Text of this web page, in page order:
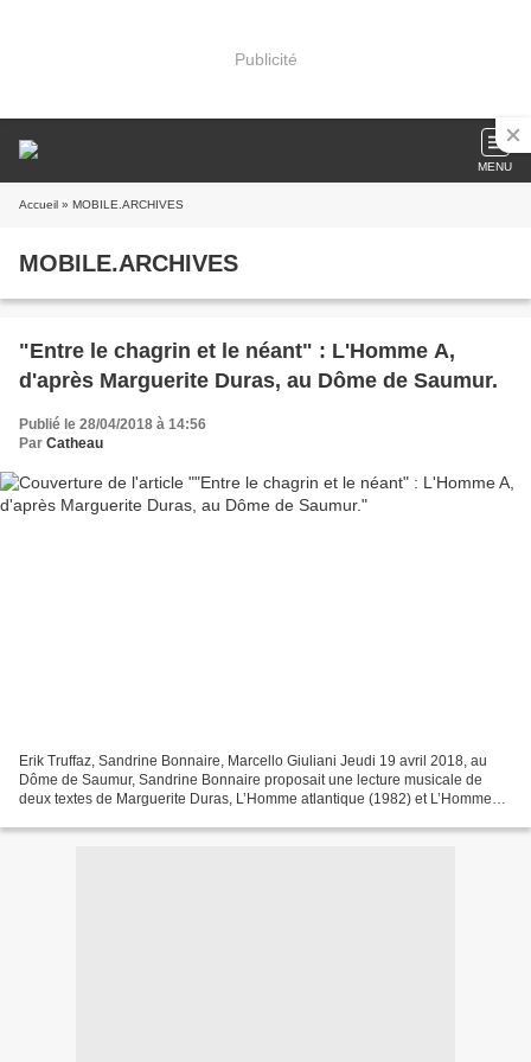
Publicité
MENU
Accueil » MOBILE.ARCHIVES
MOBILE.ARCHIVES
"Entre le chagrin et le néant" : L'Homme A,
d'après Marguerite Duras, au Dôme de Saumur.
Publié le 28/04/2018 à 14:56
Par Catheau
Erik Truffaz, Sandrine Bonnaire, Marcello Giuliani Jeudi 19 avril 2018, au
Dôme de Saumur, Sandrine Bonnaire proposait une lecture musicale de
deux textes de Marguerite Duras, L’Homme atlantique (1982) et L’Homme